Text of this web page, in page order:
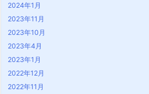
2024年1月
2023年11月
2023年10月
2023年4月
2023年1月
2022年12月
2022年11月